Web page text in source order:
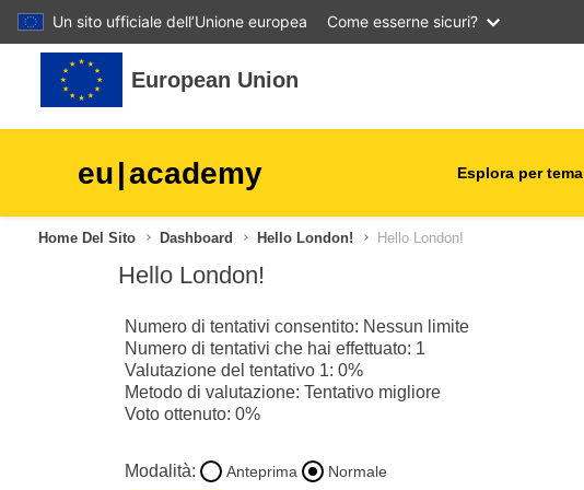
Un sito ufficiale dell’Unione europea Come esserne sicuri?
Vai al contenuto principale
European Union
eu|academy Esplora per tema
agricoltura e sviluppo rurale
città, sviluppo urbano e regionale
Home Del Sito Dashboard Hello London! Hello London!
Hello London!
Numero di tentativi consentito: Nessun limite
Numero di tentativi che hai effettuato: 1
Valutazione del tentativo 1: 0%
Metodo di valutazione: Tentativo migliore
Voto ottenuto: 0%
Modalità: Anteprima Normale